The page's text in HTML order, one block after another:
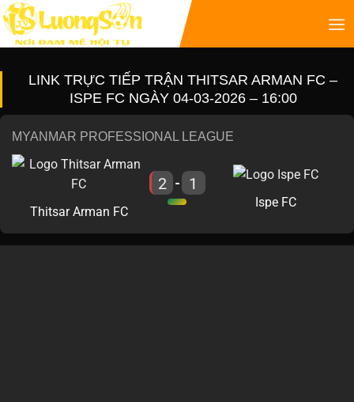
LINK TRỰC TIẾP TRẬN THITSAR ARMAN FC –
ISPE FC NGÀY 04-03-2026 – 16:00
MYANMAR PROFESSIONAL LEAGUE
Thitsar Arman FC
2 - 1
Ispe FC